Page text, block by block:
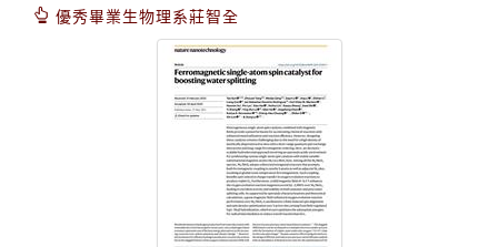
優秀畢業生物理系莊智全